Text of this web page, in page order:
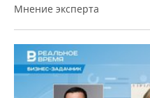
Мнение эксперта